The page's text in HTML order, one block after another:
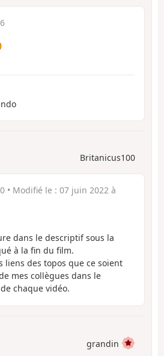
Britanicus100
• Modifié le : 07 juin 2022 à
dans le descriptif sous la
à la fin du film.
liens des topos que ce soient
mes collègues dans le
chaque vidéo.
grandin